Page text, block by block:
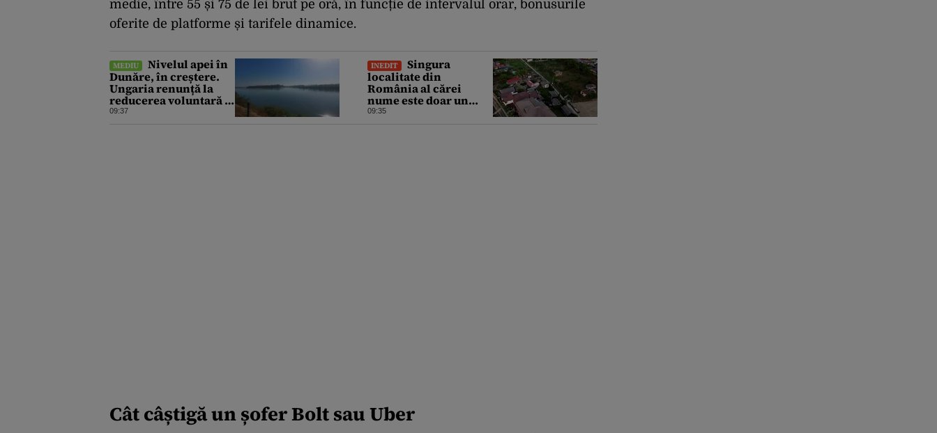
medie, între 55 și 75 de lei brut pe oră, în funcție de intervalul orar, bonusurile
oferite de platforme și tarifele dinamice.
MEDIU
Nivelul apei în
Dunăre, în creștere.
Ungaria renunță la
reducerea voluntară a
consumului de
09:37
INEDIT
Singura
localitate din
România al cărei
nume este doar un
număr. Nu poți ajunge
09:35
Cât câștigă un șofer Bolt sau Uber